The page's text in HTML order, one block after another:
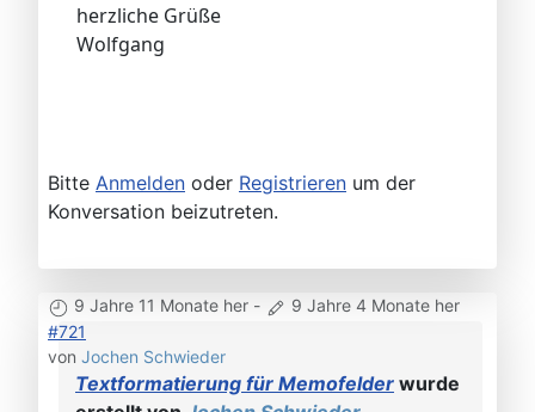
herzliche Grüße
Wolfgang
Bitte Anmelden oder Registrieren um der
Konversation beizutreten.
9 Jahre 11 Monate her -
9 Jahre 4 Monate her
#721
von Jochen Schwieder
Textformatierung für Memofelder wurde